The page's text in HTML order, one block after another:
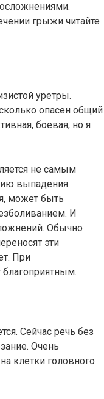
грыжи читайте
уретры.
опасен общий
боевая, но я
не самым
выпадения
может быть
И
Обычно
эти
При
благоприятным.
Сейчас речь без
Очень
клетки головного